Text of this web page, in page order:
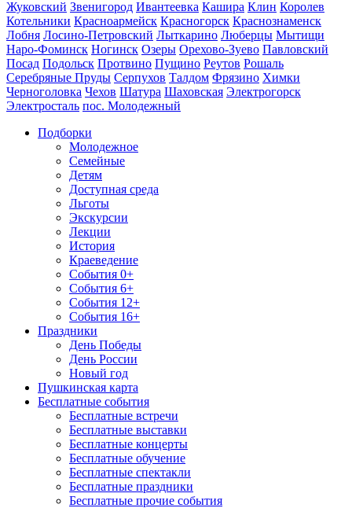
Жуковский Звенигород Ивантеевка Кашира Клин Королев
Котельники Красноармейск Красногорск Краснознаменск
Лобня Лосино-Петровский Лыткарино Люберцы Мытищи
Наро-Фоминск Ногинск Озеры Орехово-Зуево Павловский
Посад Подольск Протвино Пущино Реутов Рошаль
Серебряные Пруды Серпухов Талдом Фрязино Химки
Черноголовка Чехов Шатура Шаховская Электрогорск
Электросталь пос. Молодежный
Подборки
Молодежное
Семейные
Детям
Доступная среда
Льготы
Экскурсии
Лекции
История
Краеведение
События 0+
События 6+
События 12+
События 16+
Праздники
День Победы
День России
Новый год
Пушкинская карта
Бесплатные события
Бесплатные встречи
Бесплатные выставки
Бесплатные концерты
Бесплатные обучение
Бесплатные спектакли
Бесплатные праздники
Бесплатные прочие события